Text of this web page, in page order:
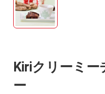
Kiriクリーミ
ー